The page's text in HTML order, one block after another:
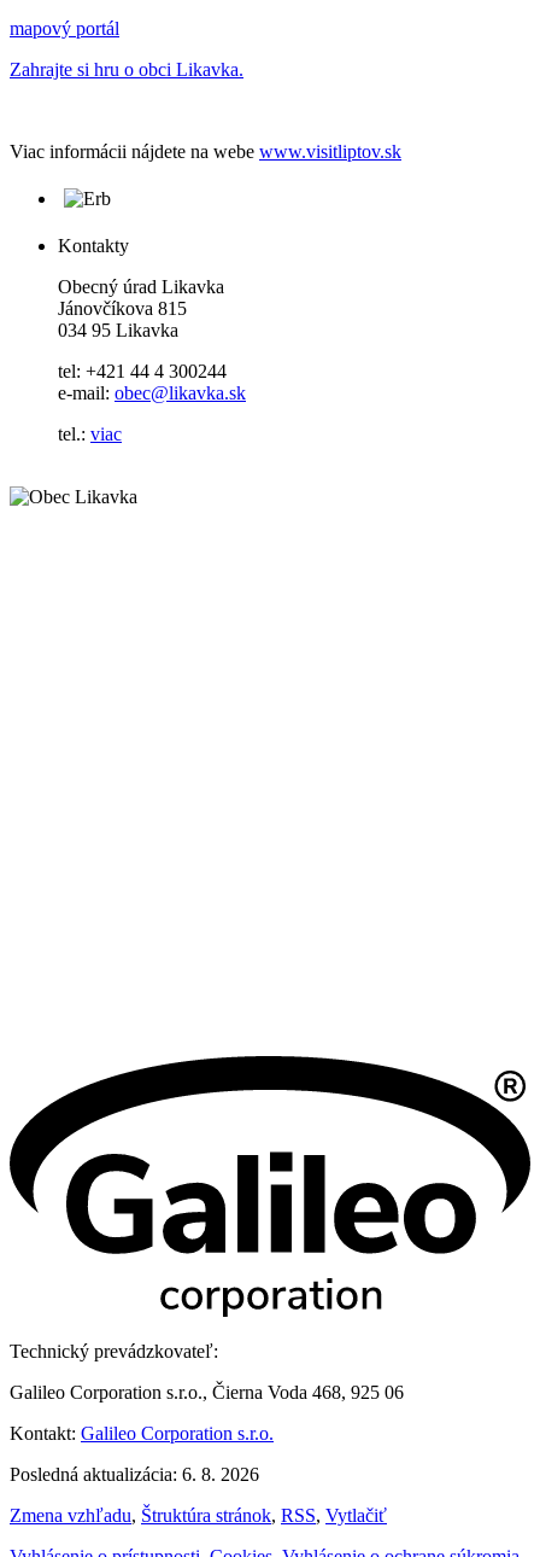
mapový portál
Zahrajte si hru o obci Likavka.
Viac informácii nájdete na webe www.visitliptov.sk
Kontakty
Obecný úrad Likavka
Jánovčíkova 815
034 95 Likavka
tel: +421 44 4 300244
e-mail: obec@likavka.sk
tel.: viac
Technický prevádzkovateľ:
Galileo Corporation s.r.o., Čierna Voda 468, 925 06
Kontakt: Galileo Corporation s.r.o.
Posledná aktualizácia: 6. 8. 2026
Zmena vzhľadu, Štruktúra stránok, RSS, Vytlačiť